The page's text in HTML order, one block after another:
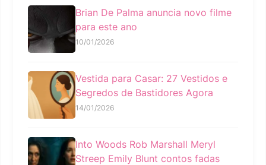
Brian De Palma anuncia novo filme
para este ano
10/01/2026
Vestida para Casar: 27 Vestidos e
Segredos de Bastidores Agora
14/01/2026
Into Woods Rob Marshall Meryl
Streep Emily Blunt contos fadas